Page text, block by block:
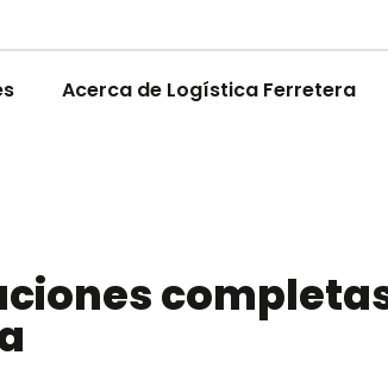
Acerca de Logística Ferretera